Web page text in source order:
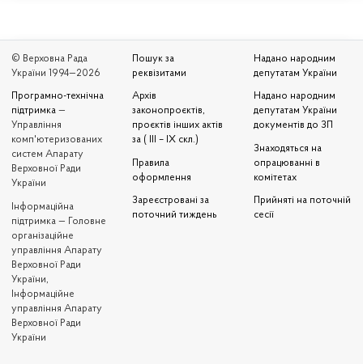
© Верховна Рада
України 1994—2026
Програмно-технічна
підтримка —
Управління
комп'ютеризованих
систем Апарату
Верховної Ради
України
Iнформаційна
підтримка — Головне
організаційне
управління Апарату
Верховної Ради
України,
Інформаційне
управління Апарату
Верховної Ради
України
Пошук за
реквізитами
Архів
законопроєктів,
проєктів інших актів
за ( III – IX скл.)
Правила
оформлення
Зареєстровані за
поточний тиждень
Надано народним
депутатам України
Надано народним
депутатам України
документів до ЗП
Знаходяться на
опрацюванні в
комітетах
Прийняті на поточній
сесії